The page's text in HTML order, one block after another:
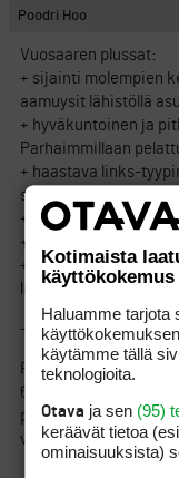
Poodri Hoo
Vuosaaren plussat:
+ sijainti molempien
aamuysit lähistöllä
+ hyväkuntoinen ja
Parhaimmillaan
+ haastava links-
syksyisin juuri häiritse.
+ mutkaton klubi
+
+ osakkaalla
listahinnasta),
– harjoitusalueet
Pelioikeuden voi
670e/25=27e/
perheenjäsen/vieras
viikonloppuisin 40
Kotimaista
käyttökokemus
Haluamme tarjota
käytämme tällä
teknologioita.
Otava ja sen (95)
keräävät tietoa
ominaisuuk­sista)